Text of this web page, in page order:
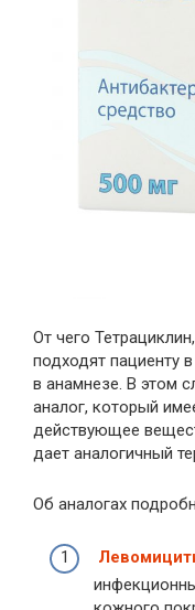
От чего
подходят пациенту
в анамнезе. В этом
аналог, который
действующее
дает аналогичный
Об аналогах